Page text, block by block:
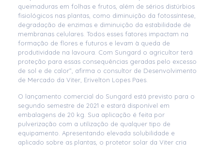
queimaduras em folhas e frutos, além de sérios distúrbios
fisiológicos nas plantas, como diminuição da fotossíntese,
degradação de enzimas e diminuição da estabilidade de
membranas celulares. Todos esses fatores impactam na
formação de flores e futuros e levam à queda de
produtividade na lavoura. Com Sungard o agricultor terá
proteção para essas consequências geradas pelo excesso
de sol e de calor”, afirma o consultor de Desenvolvimento
de Mercado da Viter, Erivelton Lopes Paes.
O lançamento comercial do Sungard está previsto para o
segundo semestre de 2021 e estará disponível em
embalagens de 20 kg. Sua aplicação é feita por
pulverização com a utilização de qualquer tipo de
equipamento. Apresentando elevada solubilidade e
aplicado sobre as plantas, o protetor solar da Viter cria